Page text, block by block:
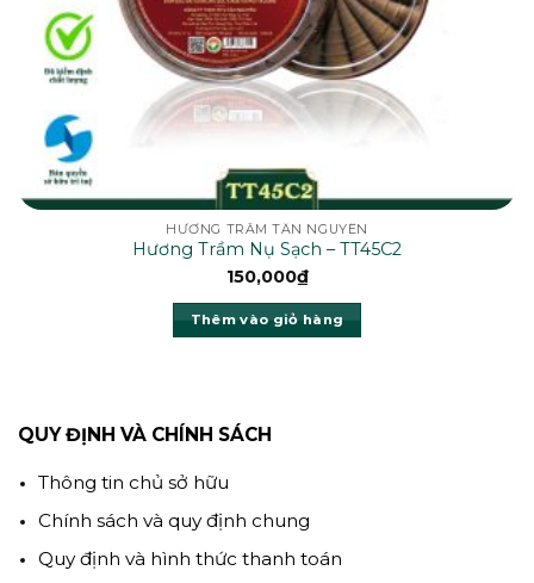
HƯƠNG TRẦM TÂN NGUYÊN
Hương Trầm Nụ Sạch – TT45C2
150,000₫
Thêm vào giỏ hàng
QUY ĐỊNH VÀ CHÍNH SÁCH
Thông tin chủ sở hữu
Chính sách và quy định chung
Quy định và hình thức thanh toán